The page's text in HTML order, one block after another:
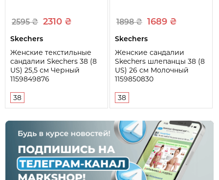
2595 ₴ 2310 ₴
Skechers
Женские текстильные
сандалии Skechers 38 (8
US) 25,5 см Черный
1159849876
38
1898 ₴ 1689 ₴
Skechers
Женские сандалии
Skechers шлепанцы 38 (8
US) 26 см Молочный
1159850830
38